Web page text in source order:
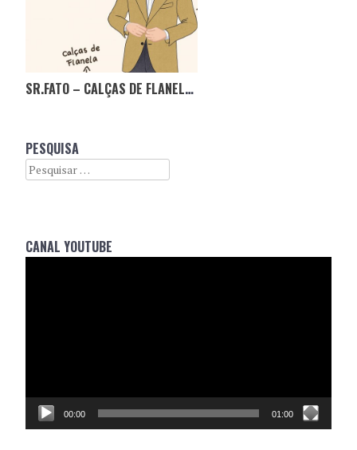
SR.FATO – CALÇAS DE FLANELA, PODEM NÃO REINAR, MAS NÃO PODEM FALTAR!
PESQUISA
Search
CANAL YOUTUBE
00:00 01:00